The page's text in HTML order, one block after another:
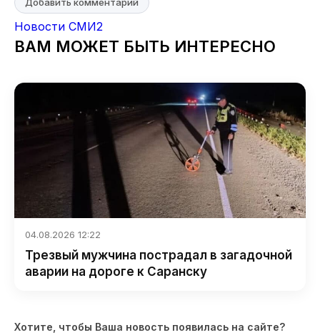
Новости СМИ2
ВАМ МОЖЕТ БЫТЬ ИНТЕРЕСНО
04.08.2026 12:22
Трезвый мужчина пострадал в загадочной
аварии на дороге к Саранску
Хотите, чтобы Ваша новость появилась на сайте?